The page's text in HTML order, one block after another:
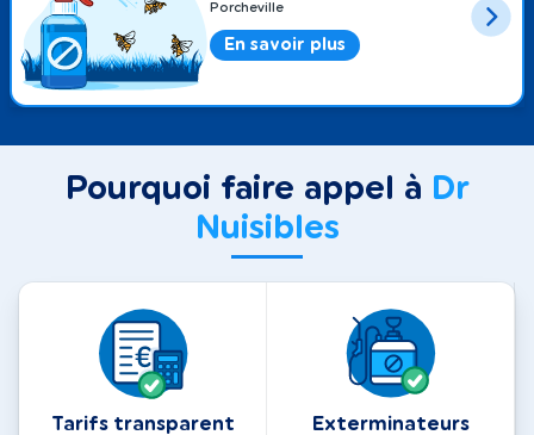
Porcheville
En savoir plus
Pourquoi faire appel à Dr
Nuisibles
Tarifs transparent
Exterminateurs